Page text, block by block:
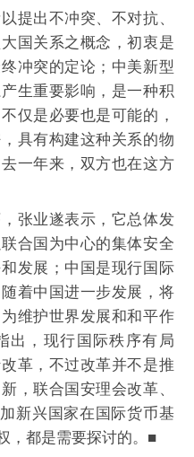
出不冲突、不对抗、
国关系之概念，初衷是
冲突的定论；中美新型
生重要影响，是一种积
仅是必要也是可能的，
具有构建这种关系的物
一年来，双方也在这方
业遂表示，它总体发
合国为中心的集体安全
发展；中国是现行国际
着中国进一步发展，将
维护世界发展和和平作
出，现行国际秩序有局
革，不过改革并不是推
，联合国安理会改革、
新兴国家在国际货币基
，都是需要探讨的。■